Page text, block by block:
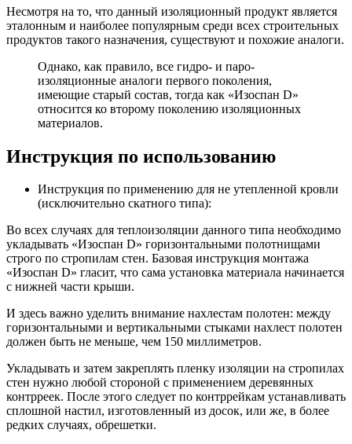
Несмотря на то, что данный изоляционный продукт является
эталонным и наиболее популярным среди всех строительных
продуктов такого назначения, существуют и похожие аналоги.
Однако, как правило, все гидро- и паро-
изоляционные аналоги первого поколения,
имеющие старый состав, тогда как «Изоспан D»
относится ко второму поколению изоляционных
материалов.
Инструкция по использованию
Инструкция по применению для не утепленной кровли
(исключительно скатного типа):
Во всех случаях для теплоизоляции данного типа необходимо
укладывать «Изоспан D» горизонтальными полотнищами
строго по стропилам стен. Базовая инструкция монтажа
«Изоспан D» гласит, что сама установка материала начинается
с нижней части крыши.
И здесь важно уделить внимание нахлестам полотен: между
горизонтальными и вертикальными стыками нахлест полотен
должен быть не меньше, чем 150 миллиметров.
Укладывать и затем закреплять пленку изоляции на стропилах
стен нужно любой стороной с применением деревянных
контрреек. После этого следует по контррейкам устанавливать
сплошной настил, изготовленный из досок, или же, в более
редких случаях, обрешетки.